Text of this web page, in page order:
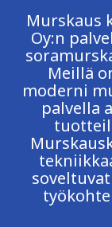
Murskaus
Oy:n
Meillä
moderni
palvella